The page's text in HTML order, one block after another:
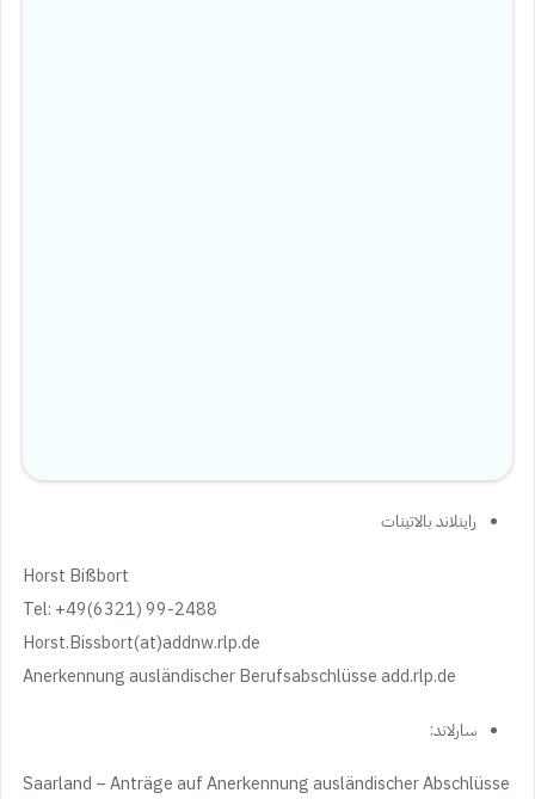
راينلاند بالاتينات
Horst Bißbort
Tel: +49(6321) 99-2488
Horst.Bissbort(at)addnw.rlp.de
Anerkennung ausländischer Berufsabschlüsse add.rlp.de
سارلاند:
Saarland – Anträge auf Anerkennung ausländischer Abschlüsse